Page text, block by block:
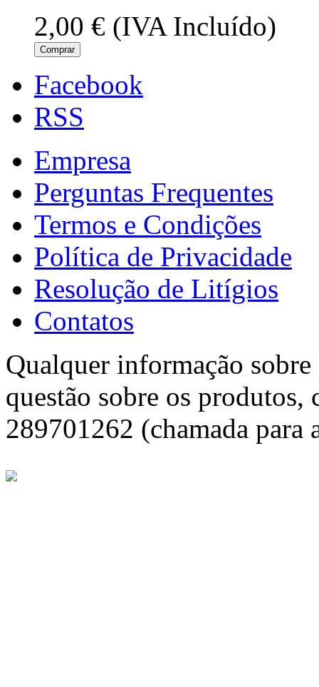
2,00 € (IVA Incluído)
Comprar
Facebook
RSS
Empresa
Perguntas Frequentes
Termos e Condições
Política de Privacidade
Resolução de Litígios
Contatos
Qualquer informação
questão sobre os
289701262 (chamada para